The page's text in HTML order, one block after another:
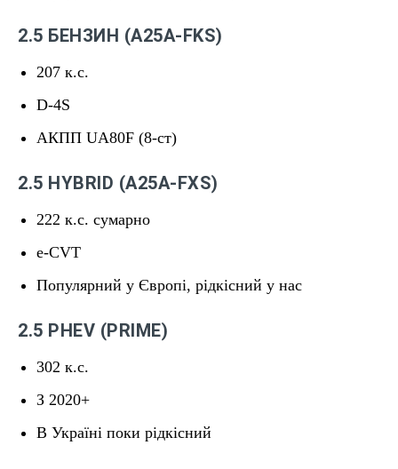
2.5 БЕНЗИН (A25A-FKS)
207 к.с.
D-4S
АКПП UA80F (8-ст)
2.5 HYBRID (A25A-FXS)
222 к.с. сумарно
e-CVT
Популярний у Європі, рідкісний у нас
2.5 PHEV (PRIME)
302 к.с.
З 2020+
В Україні поки рідкісний